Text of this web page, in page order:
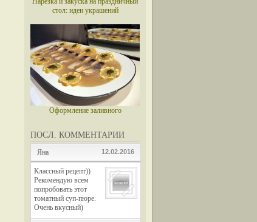
стол: идеи украшений
Оформление заливного
ПОСЛ. КОММЕНТАРИИ
Яна 12.02.2016
Классный рецепт))
Рекомендую всем
попробовать этот
томатный суп-пюре.
Очень вкусный)